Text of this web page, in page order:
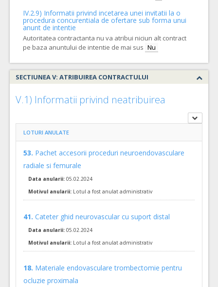
VALOAREA ESTIMATA FARA
TVA:
2.000,00 - 200.000,00 Leu
ATRIBUIT
23. Microcateter compatibil DMSO si livrare spirale
Cant min si max este specificata in caietul de sarcini, al prezentei documentatii.
COD CPV: 33111710-1 Accesorii pentru angiografie (Rev.2)
TVA:
1.800,00 - 540.000,00 Leu
VALOAREA ESTIMATA FARA
TVA:
2.750,00 - 110.000,00 Leu
20. Stent deviator de flux(LOT-0020)
COD CPV: 33111710-1 Accesorii pentru angiografie (Rev.2)
TVA:
42.500,00 - 85.000,00 Leu
19. Sistem acces abord radial(LOT-0019)
IV.2.9) Informatii privind incetarea unei invitatii la o
procedura concurentiala de ofertare sub forma unui
anunt de intentie
Autoritatea contractanta nu va atribui niciun alt contract
pe baza anuntului de intentie de mai sus Nu
SECTIUNEA V: ATRIBUIREA CONTRACTULUI
V.1) Informatii privind neatribuirea
LOTURI ANULATE
53. Pachet accesorii proceduri neuroendovasculare
radiale si femurale
Data anularii: 05.02.2024
Motivul anularii: Lotul a fost anulat administrativ
41. Cateter ghid neurovascular cu suport distal
Data anularii: 05.02.2024
Motivul anularii: Lotul a fost anulat administrativ
18. Materiale endovasculare trombectomie pentru
ocluzie proximala